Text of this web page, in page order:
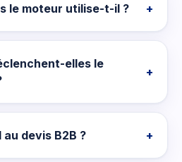
le moteur utilise-t-il ? +
elles le
+
devis B2B ? +